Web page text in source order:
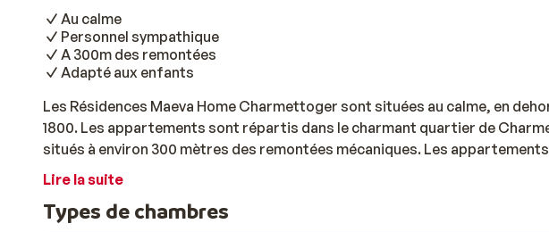
Au calme
Personnel sympathique
A 300m des remontées
Adapté aux enfants
Les Résidences Maeva Home Charmettoger sont situées au calme, en
1800. Les appartements sont répartis dans le charmant quartier de
situés à environ 300 mètres des remontées mécaniques. Les
meublés dans un style simple, mais non dénués de confort. Ils possèdent
petits plats à vos convives dans votre appartement, ou profiter d’un bon
Lire la suite
Types de chambres